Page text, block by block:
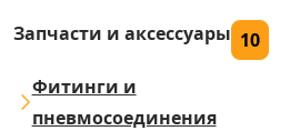
Запчасти и аксессуары 10
Фитинги и
пневмосоединения